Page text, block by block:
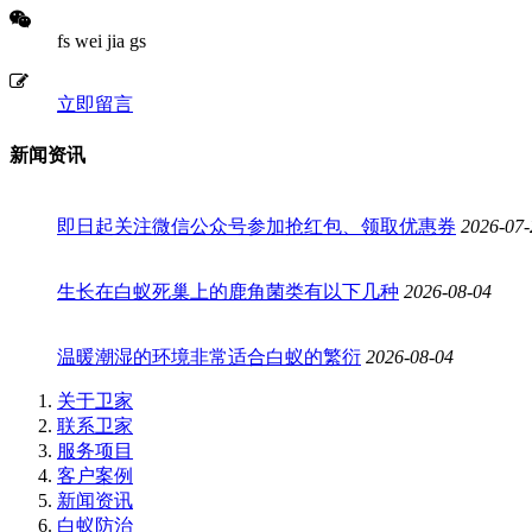
fs wei jia gs
立即留言
新闻资讯
即日起关注微信公众号参加抢红包、领取优惠券 2026-
生长在白蚁死巢上的鹿角菌类有以下几种 2026-08-04
温暖潮湿的环境非常适合白蚁的繁衍 2026-08-04
关于卫家
联系卫家
服务项目
客户案例
新闻资讯
白蚁防治